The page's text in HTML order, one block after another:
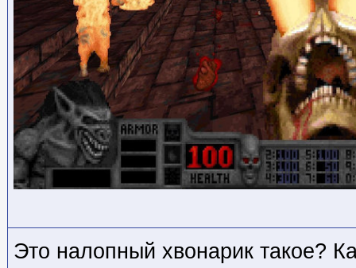
Это налопный хвонарик такое?